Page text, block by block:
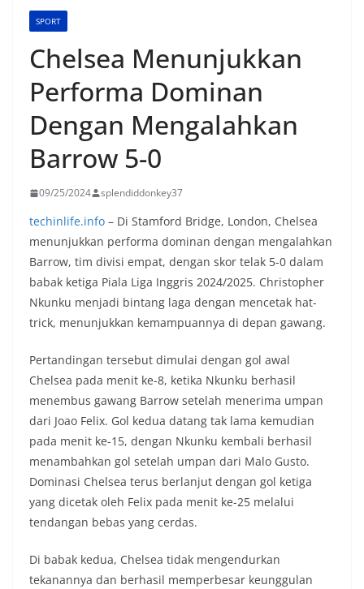
SPORT
Chelsea Menunjukkan
Performa Dominan
Dengan Mengalahkan
Barrow 5-0
09/25/2024 splendiddonkey37
techinlife.info – Di Stamford Bridge, London, Chelsea
menunjukkan performa dominan dengan mengalahkan
Barrow, tim divisi empat, dengan skor telak 5-0 dalam
babak ketiga Piala Liga Inggris 2024/2025. Christopher
Nkunku menjadi bintang laga dengan mencetak hat-
trick, menunjukkan kemampuannya di depan gawang.
Pertandingan tersebut dimulai dengan gol awal
Chelsea pada menit ke-8, ketika Nkunku berhasil
menembus gawang Barrow setelah menerima umpan
dari Joao Felix. Gol kedua datang tak lama kemudian
pada menit ke-15, dengan Nkunku kembali berhasil
menambahkan gol setelah umpan dari Malo Gusto.
Dominasi Chelsea terus berlanjut dengan gol ketiga
yang dicetak oleh Felix pada menit ke-25 melalui
tendangan bebas yang cerdas.
Di babak kedua, Chelsea tidak mengendurkan
tekanannya dan berhasil memperbesar keunggulan